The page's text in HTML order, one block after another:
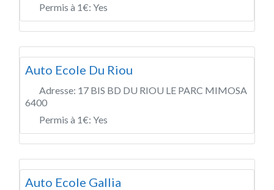
Permis à 1€: Yes
Auto Ecole Du Riou
Adresse: 17 BIS BD DU RIOU LE PARC MIMOSA
6400
Permis à 1€: Yes
Auto Ecole Gallia